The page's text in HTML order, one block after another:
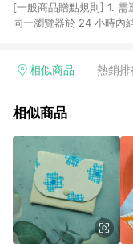
[一般商品贈點規則] 1. 需
同一瀏覽器於 24 小時內
回饋訂單不得享有
行為，不具贈點資格，部
貨後 45 天後發送。 8.
運費，攤位費等不具贈
顏色、價位、贈品如與
Pinkoi 購物商品資訊頁及
則請以點數紅包活動說
頁面後才首次下載 Pinkoi
上，首次下載 Pinkoi
相似商品 熱銷
相似商品